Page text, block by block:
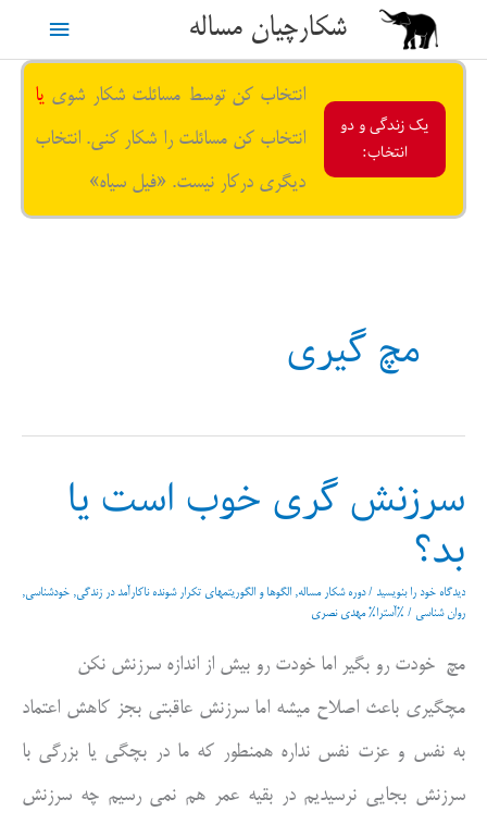
محتوا
شکارچیان مساله
فهرست
یک زندگی و دو
انتخاب:
انتخاب کن توسط مسائلت شکار شوی یا
انتخاب کن مسائلت را شکار کنی. انتخاب
دیگری درکار نیست. «فیل سیاه»
مچ گیری
سرزنش گری خوب است یا
بد؟
دیدگاه‌ خود را بنویسید /دوره شکار مساله, الگوها و الگوریتمهای تکرار شونده ناکارآمد در زندگی, خودشناسی,
روان شناسی / %آسترا% مهدی نصری
مچ خودت رو بگیر اما خودت رو بیش از اندازه سرزنش نکن
مچگیری باعث اصلاح میشه اما سرزنش عاقبتی بجز کاهش اعتماد
به نفس و عزت نفس نداره همنطور که ما در بچگی یا بزرگی با
سرزنش بجایی نرسیدیم در بقیه عمر هم نمی رسیم چه سرزنش